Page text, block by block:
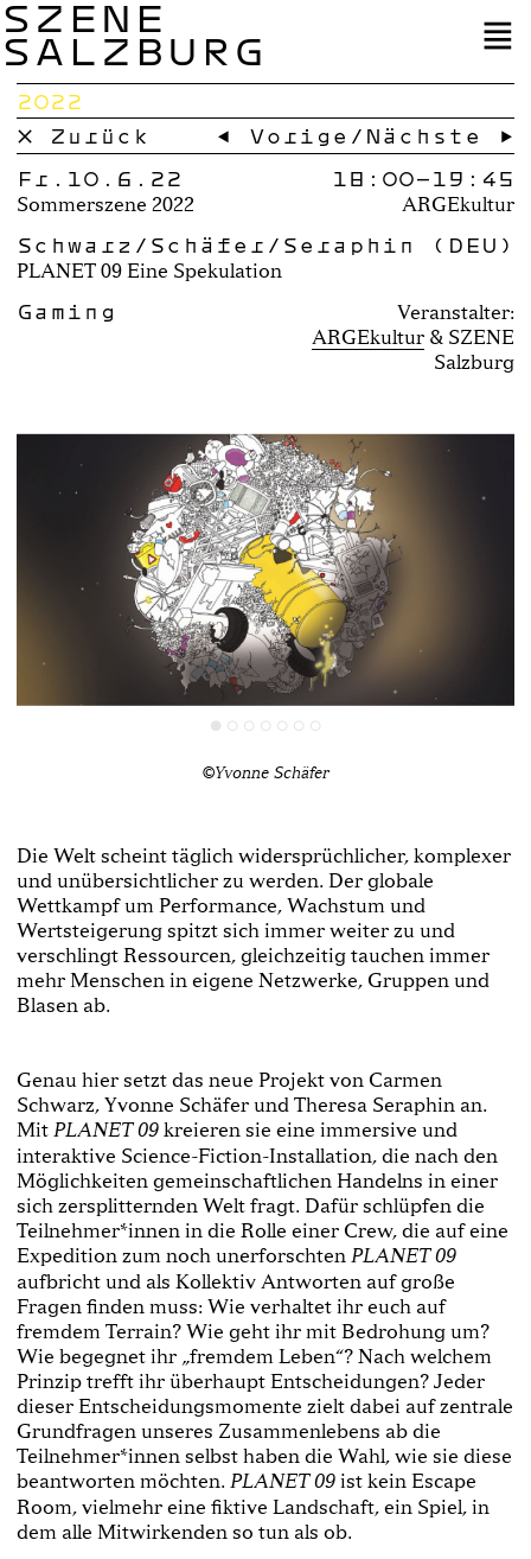
SZENE
SALZBURG
2022
× Zurück
← Vorige / Nächste →
Fr.10.6.22
Sommerszene 2022
18:00–19:45
ARGEkultur
Schwarz/Schäfer/Seraphin (DEU)
PLANET 09 Eine Spekulation
Gaming
Veranstalter:
ARGEkultur
SZENE
Salzburg
©Yvonne Schäfer
Die Welt scheint täglich widersprüchlicher, komplexer
und unübersichtlicher zu werden. Der globale
Wettkampf um Performance, Wachstum und
Wertsteigerung spitzt sich immer weiter zu und
verschlingt Ressourcen, gleichzeitig tauchen immer
mehr Menschen in eigene Netzwerke, Gruppen und
Blasen ab.
Genau hier setzt das neue Projekt von Carmen
Schwarz, Yvonne Schäfer und Theresa Seraphin an.
Mit PLANET 09 kreieren sie eine immersive und
interaktive Science-Fiction-Installation, die nach den
Möglichkeiten gemeinschaftlichen Handelns in einer
sich zersplitternden Welt fragt. Dafür schlüpfen die
Teilnehmer*innen in die Rolle einer Crew, die auf eine
Expedition zum noch unerforschten PLANET 09
aufbricht und als Kollektiv Antworten auf große
Fragen finden muss: Wie verhaltet ihr euch auf
fremdem Terrain? Wie geht ihr mit Bedrohung um?
Wie begegnet ihr „fremdem Leben“? Nach welchem
Prinzip trefft ihr überhaupt Entscheidungen? Jeder
dieser Entscheidungsmomente zielt dabei auf zentrale
Grundfragen unseres Zusammenlebens ab die
Teilnehmer*innen selbst haben die Wahl, wie sie diese
beantworten möchten. PLANET 09 ist kein Escape
Room, vielmehr eine fiktive Landschaft, ein Spiel, in
dem alle Mitwirkenden so tun als ob.